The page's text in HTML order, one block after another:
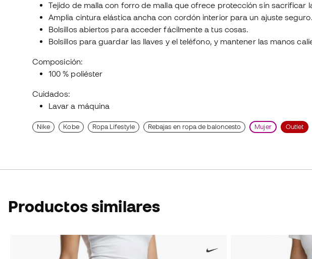
Tejido de malla con forro de malla que ofrece protección sin sacrificar
Amplia cintura elástica ancha con cordón interior para un ajuste seguro.
Bolsillos abiertos para acceder fácilmente a tus cosas.
Bolsillos para guardar las llaves y el teléfono, y mantener las manos
Composición:
100 % poliéster
Cuidados:
Lavar a máquina
Nike Kobe Ropa Lifestyle Rebajas en ropa de baloncesto Mujer Outlet
Productos similares